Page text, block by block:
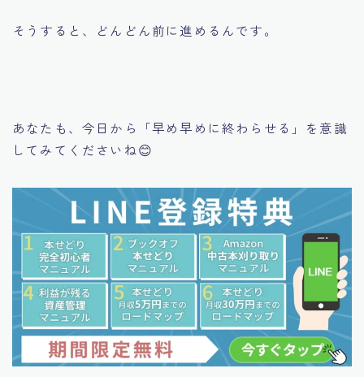
そうすると、どんどん前に進めるんです。
あなたも、今日から「早め早めに終わらせる」を意識
してみてくださいね😊